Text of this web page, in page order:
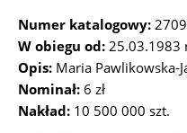
Numer katalogowy: 2709
W obiegu od: 25.03.1983
Opis: Maria Pawlikowska-
Nominał: 6 zł
Nakład: 10 500 000 szt.